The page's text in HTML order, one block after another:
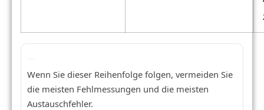
Wenn Sie dieser Reihenfolge folgen, vermeiden Sie
die meisten Fehlmessungen und die meisten
Austauschfehler.